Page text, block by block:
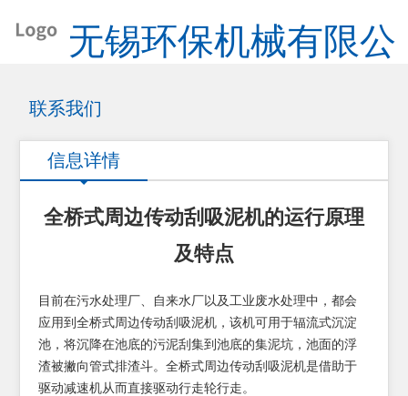
无锡环保机械有限公
司
联系我们
信息详情
全桥式周边传动刮吸泥机的运行原理
及特点
目前在污水处理厂、自来水厂以及工业废水处理中，都会
应用到全桥式周边传动刮吸泥机，该机可用于辐流式沉淀
池，将沉降在池底的污泥刮集到池底的集泥坑，池面的浮
渣被撇向管式排渣斗。全桥式周边传动刮吸泥机是借助于
驱动减速机从而直接驱动行走轮行走。